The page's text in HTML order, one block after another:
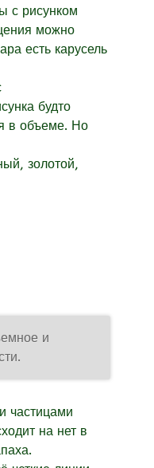
с рисунком
можно
есть карусель
будто
в объеме. Но
золотой,
и
частицами
на нет в